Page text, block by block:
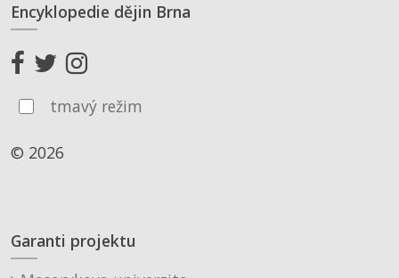
Encyklopedie dějin Brna
tmavý režim
© 2026
Garanti projektu